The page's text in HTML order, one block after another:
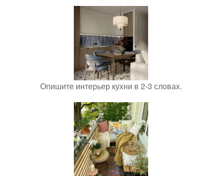
Опишите интерьер кухни в 2-3 словах.